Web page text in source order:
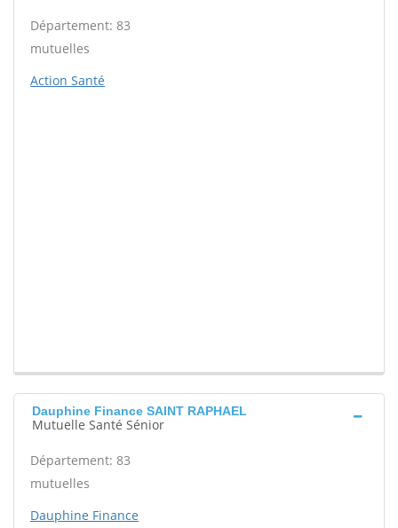
Département: 83
mutuelles
Action Santé
Dauphine Finance SAINT RAPHAEL
Mutuelle Santé Sénior
Département: 83
mutuelles
Dauphine Finance